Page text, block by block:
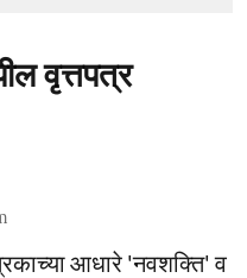
वृत्तपत्र
आधारे 'नवशक्ति' व